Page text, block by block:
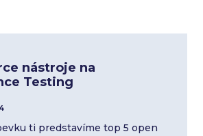
nástroje na
Testing
ti predstavíme top 5 open